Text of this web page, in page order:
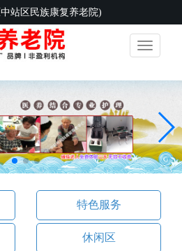
站区民族康复养老院)
Toggle
特色服务
休闲区